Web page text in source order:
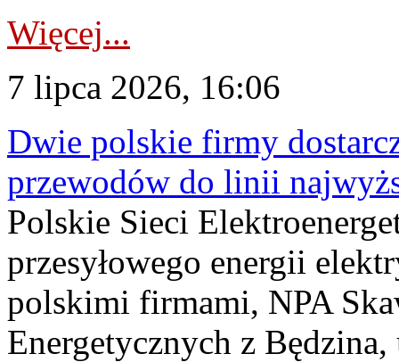
Więcej...
7 lipca 2026, 16:06
Dwie polskie firmy
przewodów do linii
Polskie Sieci
przesyłowego energii
polskimi firmami, NPA
Energetycznych z